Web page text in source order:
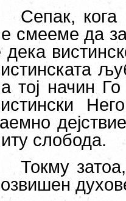
Сепак, кога
смееме да
дека
тој начин
слобода.
Токму